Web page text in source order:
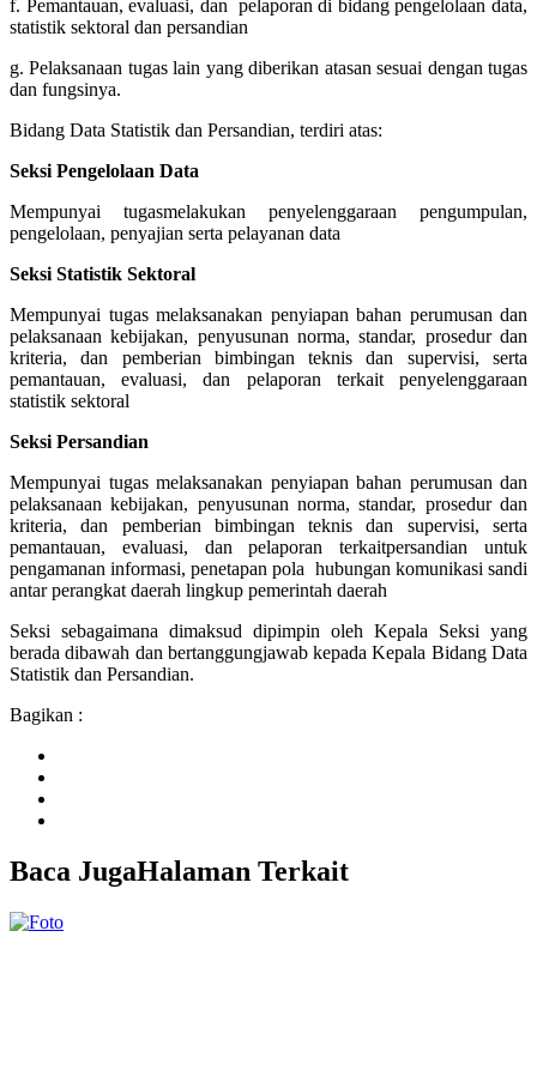
f. Pemantauan, evaluasi, dan pelaporan di bidang pengelolaan data,
statistik sektoral dan persandian
g. Pelaksanaan tugas lain yang diberikan atasan sesuai dengan tugas
dan fungsinya.
Bidang Data Statistik dan Persandian, terdiri atas:
Seksi Pengelolaan Data
Mempunyai tugasmelakukan penyelenggaraan pengumpulan,
pengelolaan, penyajian serta pelayanan data
Seksi Statistik Sektoral
Mempunyai tugas melaksanakan penyiapan bahan perumusan dan
pelaksanaan kebijakan, penyusunan norma, standar, prosedur dan
kriteria, dan pemberian bimbingan teknis dan supervisi, serta
pemantauan, evaluasi, dan pelaporan terkait penyelenggaraan
statistik sektoral
Seksi Persandian
Mempunyai tugas melaksanakan penyiapan bahan perumusan dan
pelaksanaan kebijakan, penyusunan norma, standar, prosedur dan
kriteria, dan pemberian bimbingan teknis dan supervisi, serta
pemantauan, evaluasi, dan pelaporan terkaitpersandian untuk
pengamanan informasi, penetapan pola hubungan komunikasi sandi
antar perangkat daerah lingkup pemerintah daerah
Seksi sebagaimana dimaksud dipimpin oleh Kepala Seksi yang
berada dibawah dan bertanggungjawab kepada Kepala Bidang Data
Statistik dan Persandian.
Bagikan :
Baca JugaHalaman Terkait